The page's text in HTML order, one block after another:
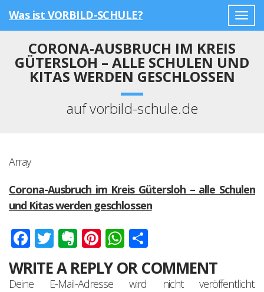
Was ist VORBILD-SCHULE?
CORONA-AUSBRUCH IM KREIS
GÜTERSLOH – ALLE SCHULEN UND
KITAS WERDEN GESCHLOSSEN
auf vorbild-schule.de
Array
Corona-Ausbruch im Kreis Gütersloh – alle Schulen
und Kitas werden geschlossen
Facebook
Twitter
Evernote
Pinterest
WhatsApp
WRITE A REPLY OR COMMENT
Deine E-Mail-Adresse wird nicht veröffentlicht.